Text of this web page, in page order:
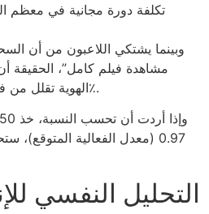
وبينما يشتكي اللاعبون من أن
الهوية تقلل من فرص الربح الفوري بنسبة 12٪.
التحليل النفسي